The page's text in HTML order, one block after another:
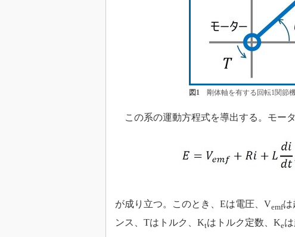
図1剛体軸を有する回転1関節機
この系の運動方程式を導出する。モータ
が成り立つ。このとき、Eは電圧、Vemfは
ンス、Tはトルク、Ktはトルク定数、Ke